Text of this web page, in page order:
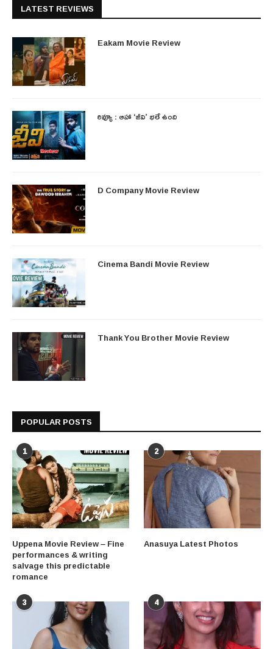
LATEST REVIEWS
Eakam Movie Review
రివ్యూ : ఆహా ‘జీవి’ భలే ఉంది
D Company Movie Review
Cinema Bandi Movie Review
Thank You Brother Movie Review
POPULAR POSTS
1
Uppena Movie Review – Fine
performances & writing
salvage this predictable
romance
2
Anasuya Latest Photos
3 4